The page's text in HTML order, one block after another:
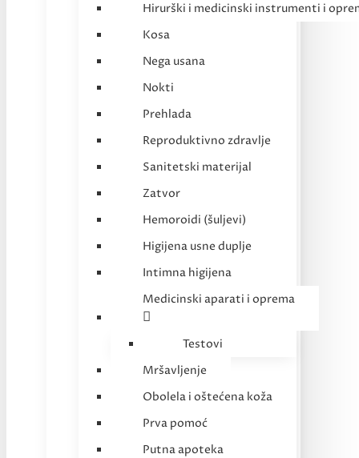
Hirurški i medicinski instrumenti i
Kosa
Nega usana
Nokti
Prehlada
Reproduktivno zdravlje
Sanitetski materijal
Zatvor
Hemoroidi (šuljevi)
Higijena usne duplje
Intimna higijena
Medicinski aparati i oprema
Testovi
Mršavljenje
Obolela i oštećena koža
Prva pomoć
Putna apoteka